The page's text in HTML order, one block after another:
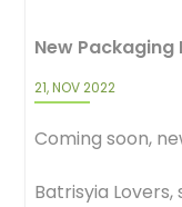
New
21, NOV 2022
Coming soon,
Batrisyia